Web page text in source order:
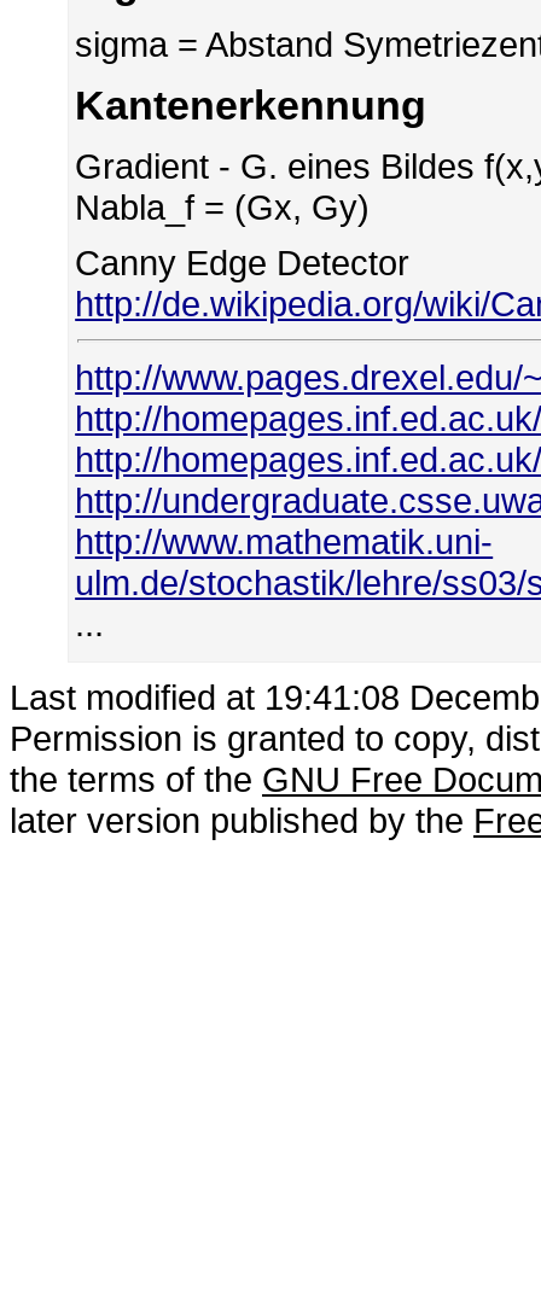
sigma = Abstand
Kantenerkennung
Gradient - G. eines Bildes
Nabla_f = (Gx, Gy)
Canny Edge Detector
http://de.wikipedia.org/wiki/
http://www.pages.drexel.edu/
http://
http://
http://
http://www.mathematik.uni-
ulm.de/stochastik/lehre/
...
Last modified at 19:41:08
Permission is granted to copy,
the terms of the GNU Free
later version published by the